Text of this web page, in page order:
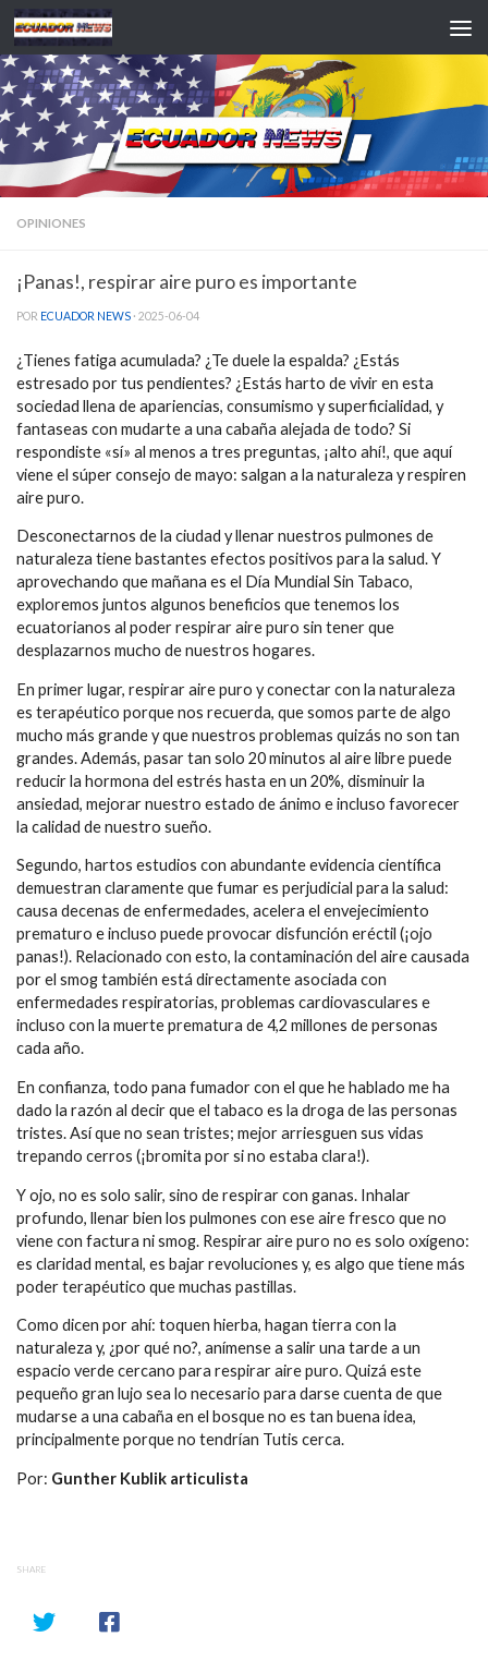
Saltar al contenido
OPINIONES
¡Panas!, respirar aire puro es importante
POR ECUADOR NEWS · 2025-06-04
¿Tienes fatiga acumulada? ¿Te duele la espalda? ¿Estás
estresado por tus pendientes? ¿Estás harto de vivir en esta
sociedad llena de apariencias, consumismo y superficialidad, y
fantaseas con mudarte a una cabaña alejada de todo? Si
respondiste «sí» al menos a tres preguntas, ¡alto ahí!, que aquí
viene el súper consejo de mayo: salgan a la naturaleza y respiren
aire puro.
Desconectarnos de la ciudad y llenar nuestros pulmones de
naturaleza tiene bastantes efectos positivos para la salud. Y
aprovechando que mañana es el Día Mundial Sin Tabaco,
exploremos juntos algunos beneficios que tenemos los
ecuatorianos al poder respirar aire puro sin tener que
desplazarnos mucho de nuestros hogares.
En primer lugar, respirar aire puro y conectar con la naturaleza
es terapéutico porque nos recuerda, que somos parte de algo
mucho más grande y que nuestros problemas quizás no son tan
grandes. Además, pasar tan solo 20 minutos al aire libre puede
reducir la hormona del estrés hasta en un 20%, disminuir la
ansiedad, mejorar nuestro estado de ánimo e incluso favorecer
la calidad de nuestro sueño.
Segundo, hartos estudios con abundante evidencia científica
demuestran claramente que fumar es perjudicial para la salud:
causa decenas de enfermedades, acelera el envejecimiento
prematuro e incluso puede provocar disfunción eréctil (¡ojo
panas!). Relacionado con esto, la contaminación del aire causada
por el smog también está directamente asociada con
enfermedades respiratorias, problemas cardiovasculares e
incluso con la muerte prematura de 4,2 millones de personas
cada año.
En confianza, todo pana fumador con el que he hablado me ha
dado la razón al decir que el tabaco es la droga de las personas
tristes. Así que no sean tristes; mejor arriesguen sus vidas
trepando cerros (¡bromita por si no estaba clara!).
Y ojo, no es solo salir, sino de respirar con ganas. Inhalar
profundo, llenar bien los pulmones con ese aire fresco que no
viene con factura ni smog. Respirar aire puro no es solo oxígeno:
es claridad mental, es bajar revoluciones y, es algo que tiene más
poder terapéutico que muchas pastillas.
Como dicen por ahí: toquen hierba, hagan tierra con la
naturaleza y, ¿por qué no?, anímense a salir una tarde a un
espacio verde cercano para respirar aire puro. Quizá este
pequeño gran lujo sea lo necesario para darse cuenta de que
mudarse a una cabaña en el bosque no es tan buena idea,
principalmente porque no tendrían Tutis cerca.
Por: Gunther Kublik articulista
SHARE